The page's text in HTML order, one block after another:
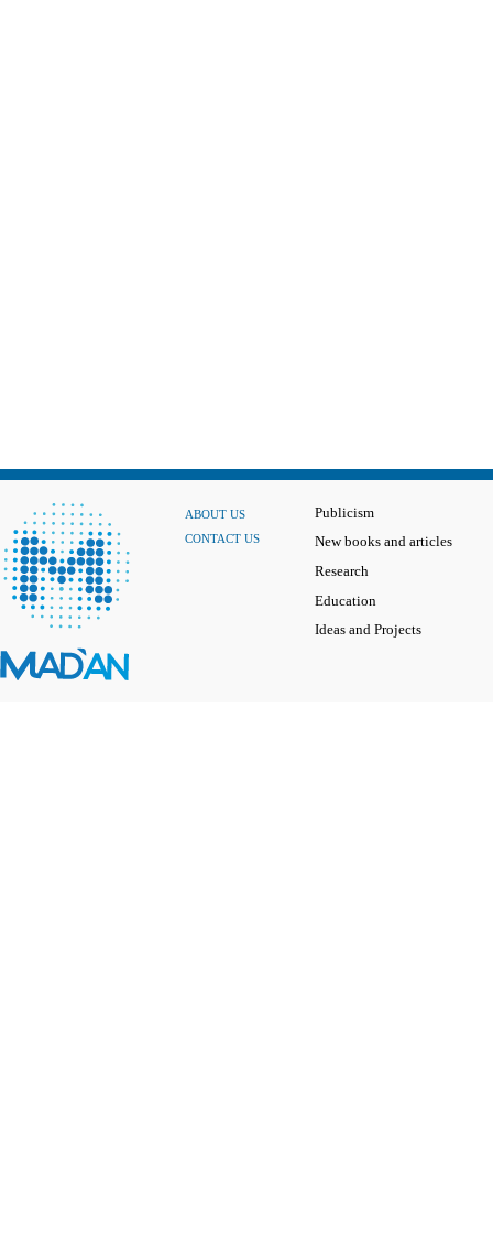
ABOUT US
CONTACT US
Publicism
New books and articles
Research
Education
Ideas and Projects